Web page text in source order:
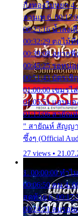
กิ่งทองใบหยก 4.
ลานเท 6.
00:25:16 น้ำลงเ
00:32:29 ตอไม้
00:39:08 อยากฟั
00:45:25 รอหน่
00:51:43 บัตรเ
01:00:00 เขมรไ
01:05:51 แอบม
01:13:06 สายัณ
" สายัณห์ สัญญา
ซึ้งๆ (Official
27 views •
1. 00:00:00 ทำ
00:06:50 คน 4.
สุดท้าย 6.
00:24:21 ลบรอ